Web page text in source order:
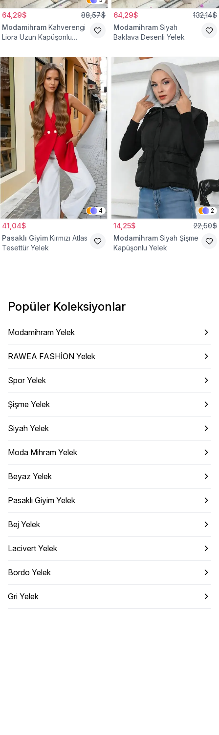
64,29$ 88,57$
Modamihram Kahverengi
Liora Uzun Kapüşonlu
64,29$ 132,14$
Modamihram Siyah
Baklava Desenli Yelek
4
41,04$
Pasaklı Giyim Kırmızı Atlas
Tesettür Yelek
2
14,25$ 22,50$
Modamihram Siyah Şişme
Kapüşonlu Yelek
Popüler Koleksiyonlar
Modamihram Yelek
RAWEA FASHİON Yelek
Spor Yelek
Şişme Yelek
Siyah Yelek
Moda Mihram Yelek
Beyaz Yelek
Pasaklı Giyim Yelek
Bej Yelek
Lacivert Yelek
Bordo Yelek
Gri Yelek